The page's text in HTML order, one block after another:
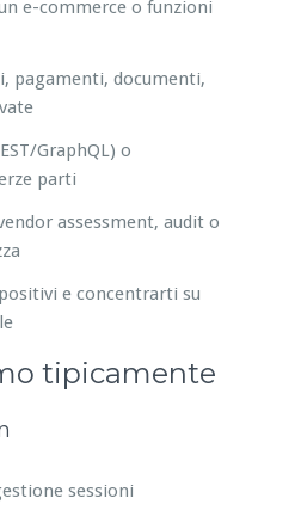
e-commerce o funzioni
pagamenti, documenti,
GraphQL) o
parti
assessment, audit o
e concentrarti su
tipicamente
sessioni